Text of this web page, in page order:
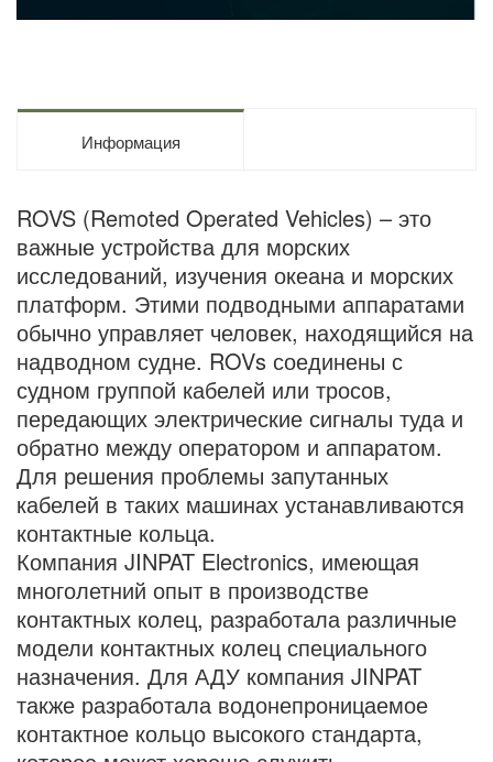
Информация
ROVS (Remoted Operated Vehicles) – это
важные устройства для морских
исследований, изучения океана и морских
платформ. Этими подводными аппаратами
обычно управляет человек, находящийся на
надводном судне. ROVs соединены с
судном группой кабелей или тросов,
передающих электрические сигналы туда и
обратно между оператором и аппаратом.
Для решения проблемы запутанных
кабелей в таких машинах устанавливаются
контактные кольца.
Компания JINPAT Electronics, имеющая
многолетний опыт в производстве
контактных колец, разработала различные
модели контактных колец специального
назначения. Для АДУ компания JINPAT
также разработала водонепроницаемое
контактное кольцо высокого стандарта,